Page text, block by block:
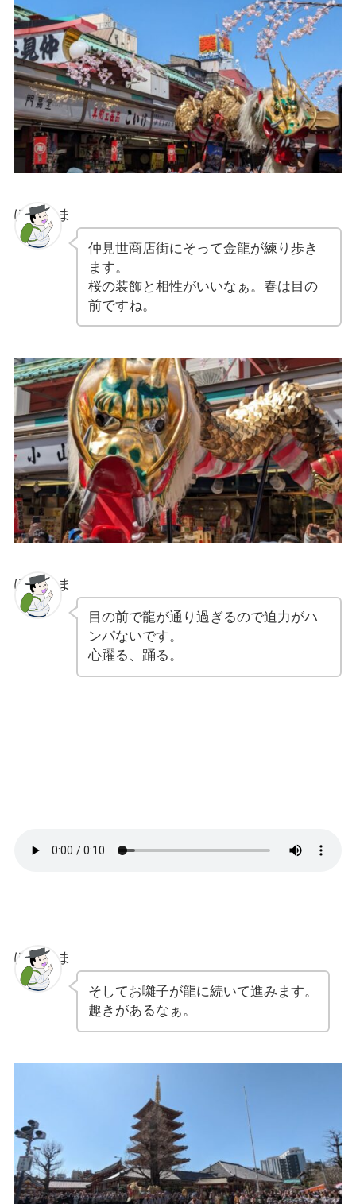
ぽちゃま
仲見世商店街にそって金龍が練り歩き
ます。
桜の装飾と相性がいいなぁ。春は目の
前ですね。
ぽちゃま
目の前で龍が通り過ぎるので迫力がハ
ンパないです。
心躍る、踊る。
ぽちゃま
そしてお囃子が龍に続いて進みます。
趣きがあるなぁ。